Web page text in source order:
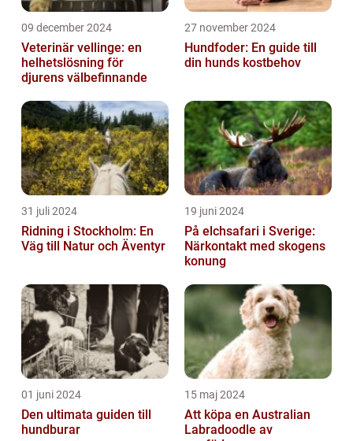
09 december 2024
Veterinär vellinge: en
helhetslösning för
djurens välbefinnande
27 november 2024
Hundfoder: En guide till
din hunds kostbehov
31 juli 2024
Ridning i Stockholm: En
Väg till Natur och Äventyr
19 juni 2024
På elchsafari i Sverige:
Närkontakt med skogens
konung
01 juni 2024
Den ultimata guiden till
hundburar
15 maj 2024
Att köpa en Australian
Labradoodle av